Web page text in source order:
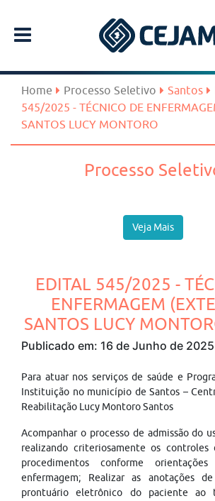
Home Processo Seletivo Santos
545/2025 - TÉCNICO DE
SANTOS LUCY MONTORO
Processo
Veja Mais
EDITAL 545/2025 -
ENFERMAGEM
SANTOS LUCY
Publicado em: 16 de Junho de 2025
Para atuar nos serviços de saúde e
Instituição no município de Santos –
Reabilitação Lucy Montoro Santos
Acompanhar o processo de admissão do
realizando criteriosamente os
procedimentos conforme
enfermagem; Realizar as anotações
prontuário eletrônico do paciente ao